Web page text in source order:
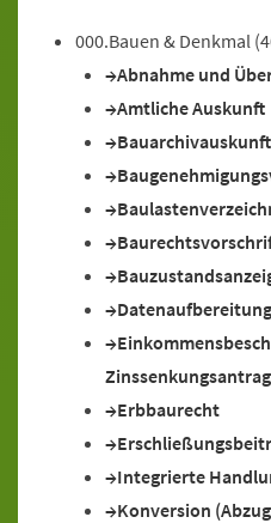
000.Bauen & Denkmal
Abnahme und
Amtliche Auskunft
Bauarchivauskunft
Erbbaurecht
Integrierte
Konversion